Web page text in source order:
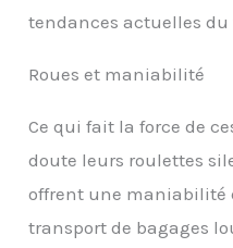
tendances actuelles du
Roues et maniabilité
Ce qui fait la force de
doute leurs roulettes
offrent une maniabilité
transport de bagages